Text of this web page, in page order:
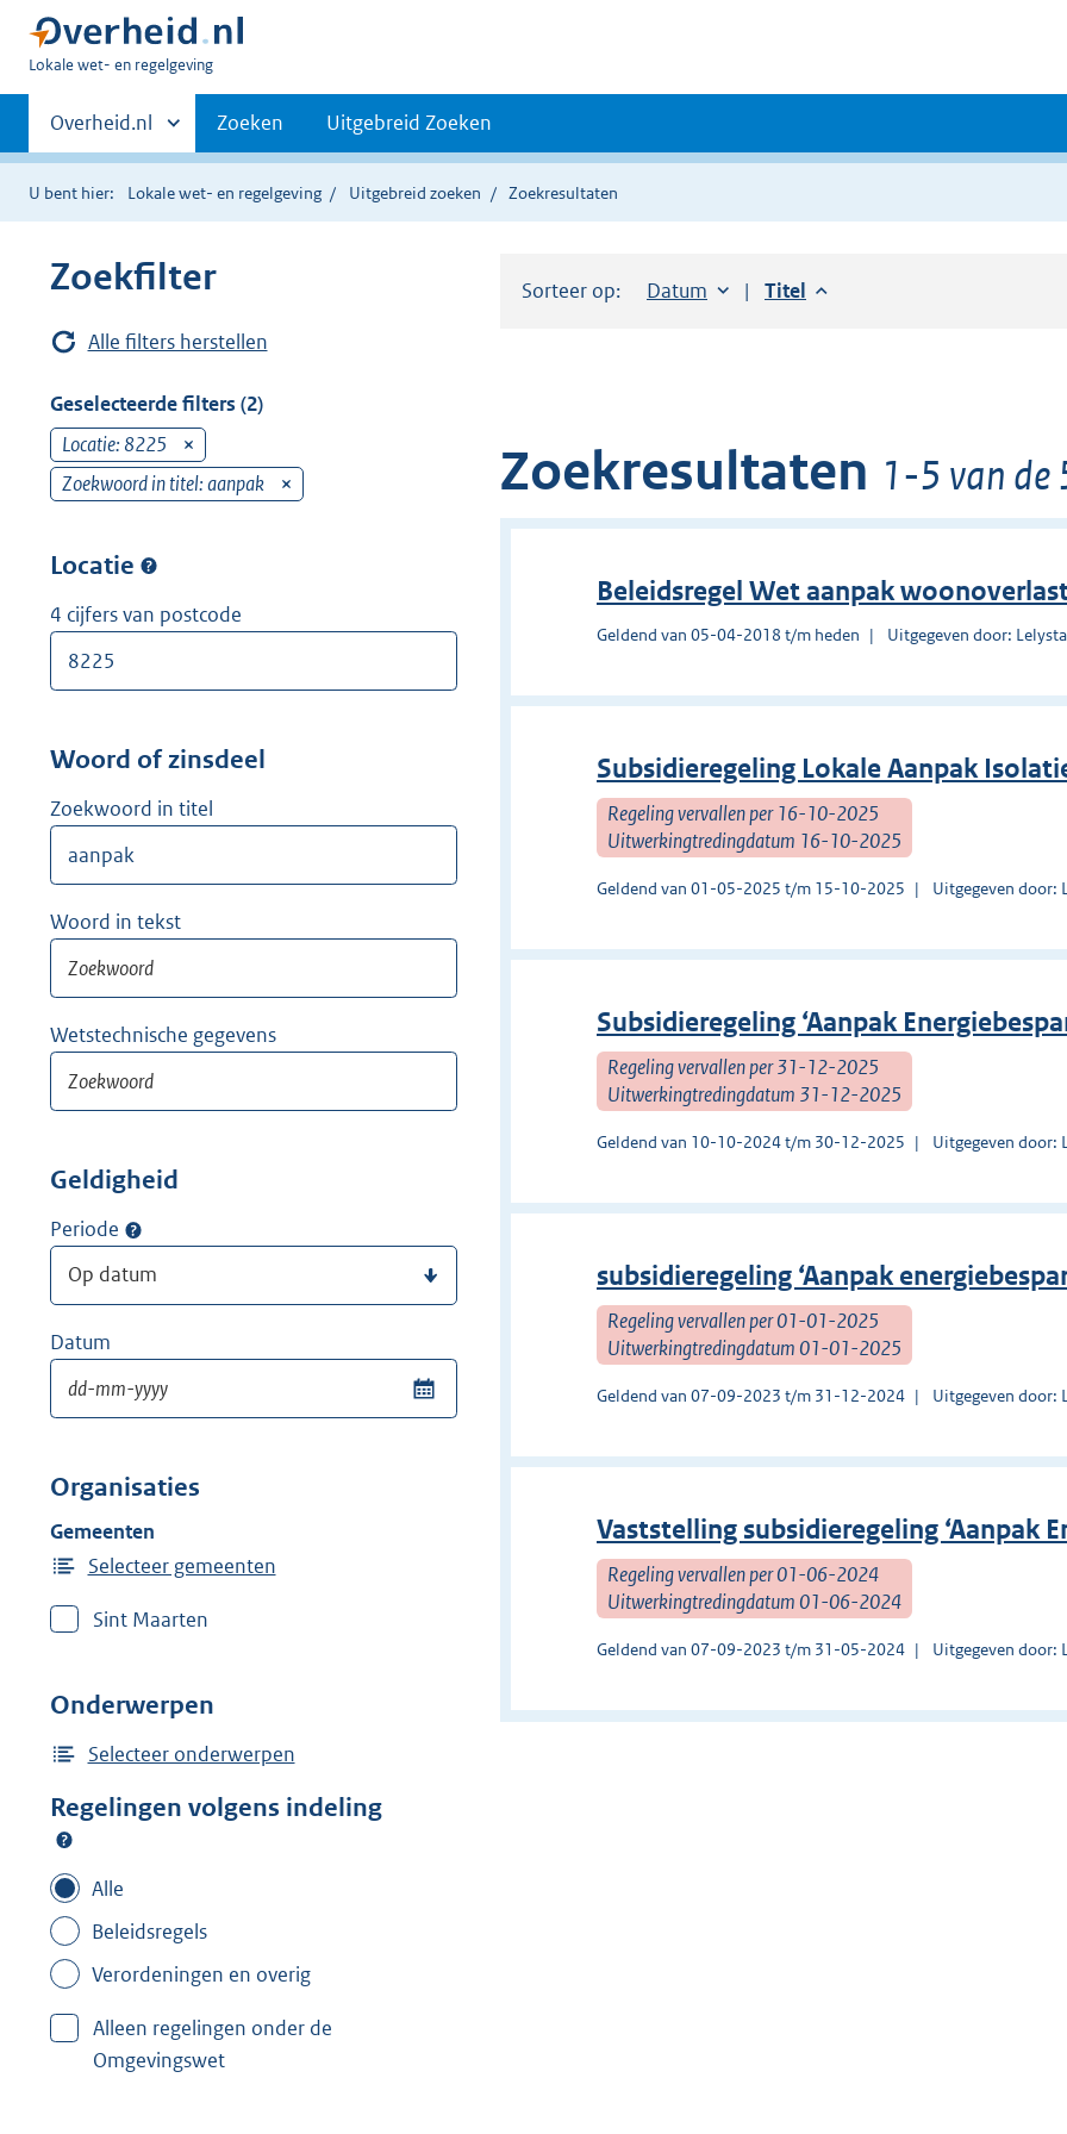
U
hier:
Lokale wet- en regelgeving
Primaire
navigatie
Andere
sites
binnen
Overheid.nl Zoeken Uitgebreid Zoeken
U bent hier: Lokale wet- en regelgeving Uitgebreid zoeken Zoekresultaten
Zoekfilter
Alle filters herstellen
Geselecteerde filters (2)
Locatie: 8225
e
r
j
d
Zoekwoord in titel: aanpak
Locatie
4 cijfers van postcode
Woord of zinsdeel
Zoekwoord in titel
Woord in tekst
Wetstechnische gegevens
Geldigheid
Periode
Datum
Organisaties
Gemeenten
Selecteer gemeenten
Sint Maarten
Onderwerpen
Selecteer onderwerpen
Regelingen volgens indeling
Alle
Beleidsregels
Verordeningen en overig
Alleen regelingen onder de
Omgevingswet
Sorteer op: Sorteer op:
Datum aflopendSorteer op:
Titel aflopend
Zoekresultaten 1-5 van de
Beleidsregel Wet aanpak
Geldend van 05-04-2018 t/m heden Uitgegeven door:
Subsidieregeling Lokale Aanpak
Regeling vervallen per 16-10-2025
Uitwerkingtredingdatum 16-10-2025
Geldend van 01-05-2025 t/m 15-10-2025 Uitgegeven door:
Subsidieregeling ‘Aanpak
Regeling vervallen per 31-12-2025
Uitwerkingtredingdatum 31-12-2025
Geldend van 10-10-2024 t/m 30-12-2025 Uitgegeven door:
subsidieregeling ‘Aanpak
Regeling vervallen per 01-01-2025
Uitwerkingtredingdatum 01-01-2025
Geldend van 07-09-2023 t/m 31-12-2024 Uitgegeven door:
Vaststelling subsidieregeling ‘Aanpak
Regeling vervallen per 01-06-2024
Uitwerkingtredingdatum 01-06-2024
Geldend van 07-09-2023 t/m 31-05-2024 Uitgegeven door: